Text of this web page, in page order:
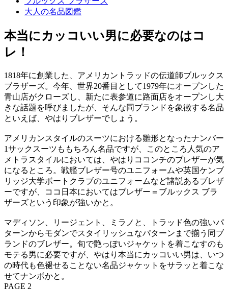
大人の名品図鑑
本当にカッコいい男に必要なのはコ
レ！
1818年に創業した、アメリカントラッドの伝道師ブルックス
ブラザーズ。今年、世界20番目として1979年にオープンした
青山店がクローズし、新たに表参道に路面店をオープンし大
きな話題を呼びましたが、そんな同ブランドを象徴する名品
といえば、やはりブレザーでしょう。
アメリカンスタイルのスーツにおける雛形となったナンバー
1サックスーツももちろん名品ですが、このところ人気のア
メトラスタイルにおいては、やはりココンチのブレザーが気
になるところ。戦艦ブレザー号のユニフォームや英国ケンブ
リッジ大学ボートクラブのユニフォームなど諸説あるブレザ
ーですが、ココ日本においてはブレザー＝ブルックス ブラ
ザーズという印象が強いかと。
マディソン、リージェント、ミラノと、トラッド色の強いパ
ターンからモダンでスタイリッシュなパターンまで揃う同ブ
ランドのブレザー。旬で艶っぽいジャケットを着こなすのも
モテる男に必要ですが、やはり本当にカッコいい男は、いつ
の時代も色褪せることない名品ジャケットをサラッと着こな
せてナンボかと。
PAGE 2